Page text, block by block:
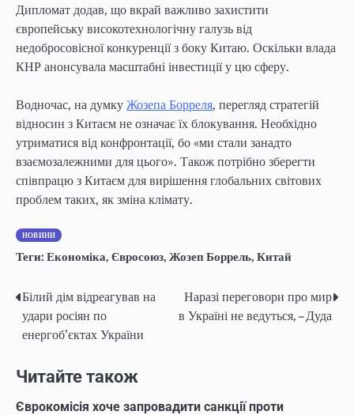
Дипломат додав, що вкрай важливо захистити
європейську високотехнологічну галузь від
недобросовісної конкуренції з боку Китаю. Оскільки влада
КНР анонсувала масштабні інвестиції у цю сферу.
Водночас, на думку Жозепа Борреля, перегляд стратегій
відносин з Китаєм не означає їх блокування. Необхідно
утриматися від конфронтації, бо «ми стали занадто
взаємозалежними для цього». Також потрібно зберегти
співпрацю з Китаєм для вирішення глобальних світових
проблем таких, як зміна клімату.
НОВИНИ
Теги: Економіка, Євросоюз, Жозеп Боррель, Китай
Навігація
записів
Білий дім відреагував на
удари росіян по
енергоб’єктах України
Наразі переговори про мир
в Україні не ведуться, – Дуда
Читайте також
Єврокомісія хоче запровадити санкції проти